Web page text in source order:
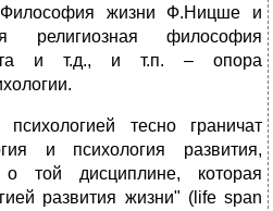
жизни Ф.Ницше и
религиозная философия
и т.д., и т.п. – опора
психологией тесно граничат
и психология развития,
той дисциплине, которая
развития жизни" (life span